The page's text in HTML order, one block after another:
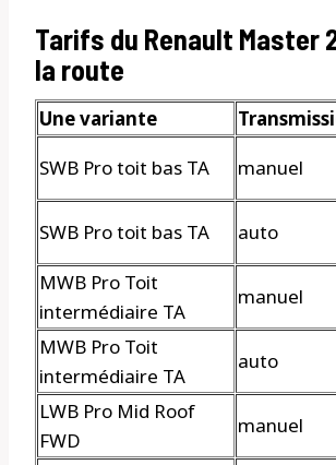
Tarifs du Renault Master
la route
Une variante
SWB Pro toit bas TA
manuel
SWB Pro toit bas TA
auto
MWB Pro Toit
intermédiaire TA
manuel
MWB Pro Toit
intermédiaire TA
auto
LWB Pro Mid Roof
FWD
manuel